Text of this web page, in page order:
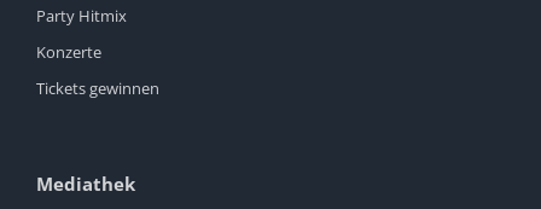
Party Hitmix
Konzerte
Tickets gewinnen
Mediathek